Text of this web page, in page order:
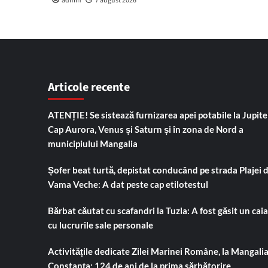
Articole recente
ATENȚIE! Se sistează furnizarea apei potabile la
Cap Aurora, Venus și Saturn și în zona de Nord a
municipiului Mangalia
Șofer beat turtă, depistat conducând pe strada Plajei
Vama Veche: A dat peste cap etilotestul
Bărbat căutat cu scafandri la Tuzla: A fost găsit un
cu lucrurile sale personale
Activitățile dedicate Zilei Marinei Române, la
Constanța: 124 de ani de la prima sărbătorire